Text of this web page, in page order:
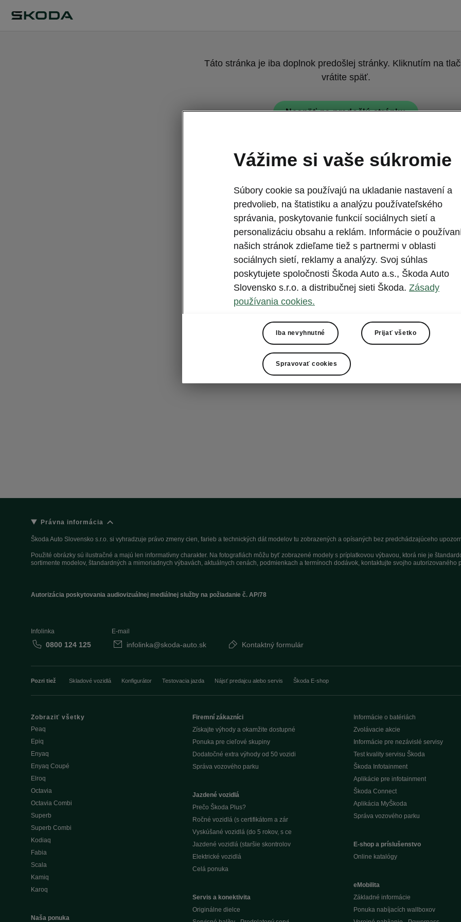
Táto stránka je iba doplnok predošlej stránky. Kliknutím na
vrátite späť.
Naspäť na predošlú stránku
Octavia
systémy
Octavia
systémov,
hlasového
funkcie, ako
možné
Právna informácia
Škoda Auto Slovensko s.r.o. si vyhradzuje právo zmeny cien, farieb a technických dát modelov tu zobrazených a opísaných bez predchádzajúceho
Použité obrázky sú ilustračné a majú len informatívny charakter. Na fotografiách môžu byť zobrazené modely s príplatkovou výbavou, ktorá nie je
sortimente modelov, štandardných a mimoriadnych výbavách, aktuálnych cenách, podmienkach a termínoch dodávok, kontaktujte svojho autorizovaného
Autorizácia poskytovania audiovizuálnej mediálnej služby na požiadanie č. AP/78
Infolinka
0800 124 125
E-mail
infolinka@skoda-auto.sk Kontaktný formulár
Pozri tiež Skladové vozidlá Konfigurátor Testovacia jazda Nájsť predajcu alebo servis Škoda E-shop
Zobraziť všetky
Peaq
Epiq
Enyaq
Enyaq Coupé
Elroq
Octavia
Octavia Combi
Superb
Superb Combi
Kodiaq
Fabia
Scala
Kamiq
Karoq
Naša ponuka
Firemní zákazníci
Získajte výhody a okamžite dostupné
Ponuka pre cieľové skupiny
Dodatočné extra výhody od 50 vozidi
Správa vozového parku
Jazdené vozidlá
Prečo Škoda Plus?
Ročné vozidlá (s certifikátom a zár
Vyskúšané vozidlá (do 5 rokov, s ce
Jazdené vozidlá (staršie skontrolov
Elektrické vozidlá
Celá ponuka
Servis a konektivita
Originálne dielce
Informácie o batériách
Zvolávacie akcie
Informácie pre nezávislé servisy
Test kvality servisu Škoda
Škoda Infotainment
Aplikácie pre infotainment
Škoda Connect
Aplikácia MyŠkoda
Správa vozového parku
E-shop a príslušenstvo
Online katalógy
eMobilita
Základné informácie
Ponuka nabíjacích wallboxov
Vážime si vaše súkromie
Súbory cookie sa používajú na ukladanie nastavení a
predvolieb, na štatistiku a analýzu používateľského
správania, poskytovanie funkcií sociálnych sietí a
personalizáciu obsahu a reklám. Informácie o
našich stránok zdieľame tiež s partnermi v oblasti
sociálnych sietí, reklamy a analýzy. Svoj súhlas
poskytujete spoločnosti Škoda Auto a.s., Škoda Auto
Slovensko s.r.o. a distribučnej sieti Škoda. Zásady
používania cookies.
Iba nevyhnutné Prijať všetko
Spravovať cookies